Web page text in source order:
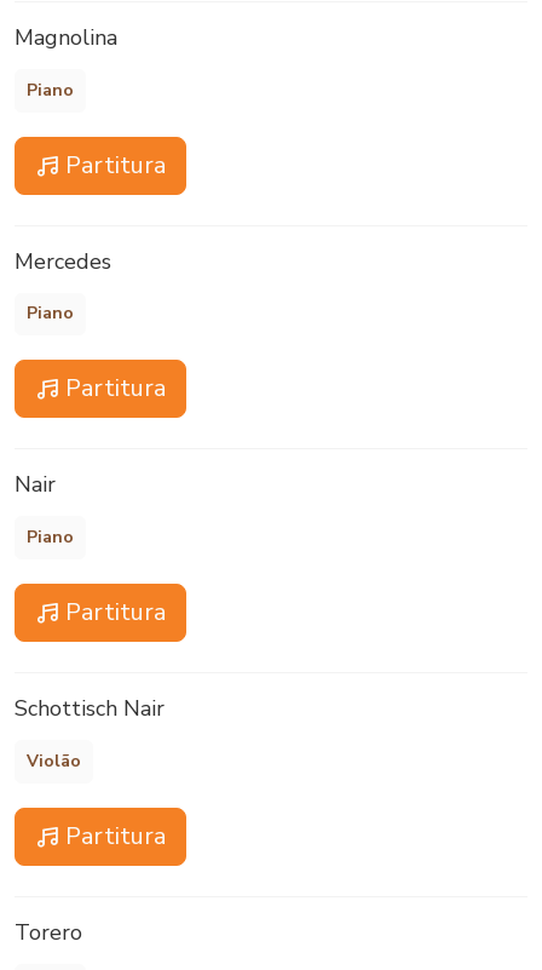
Magnolina
Piano
Partitura
Mercedes
Piano
Partitura
Nair
Piano
Partitura
Schottisch Nair
Violão
Partitura
Torero